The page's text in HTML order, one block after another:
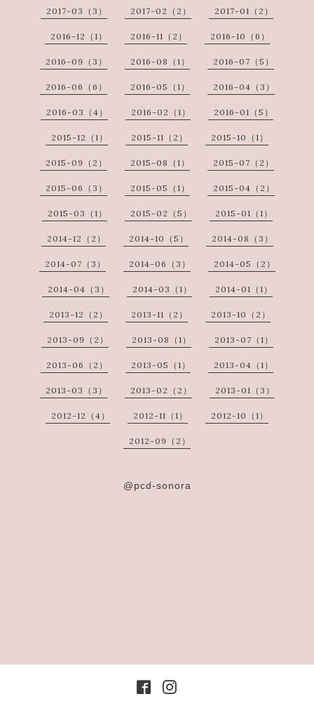
2017-03（3） 2017-02（2） 2017-01（2）
2016-12（1） 2016-11（2） 2016-10（6）
2016-09（3） 2016-08（1） 2016-07（5）
2016-06（6） 2016-05（1） 2016-04（3）
2016-03（4） 2016-02（1） 2016-01（5）
2015-12（1） 2015-11（2） 2015-10（1）
2015-09（2） 2015-08（1） 2015-07（2）
2015-06（3） 2015-05（1） 2015-04（2）
2015-03（1） 2015-02（5） 2015-01（1）
2014-12（2） 2014-10（5） 2014-08（3）
2014-07（3） 2014-06（3） 2014-05（2）
2014-04（3） 2014-03（1） 2014-01（1）
2013-12（2） 2013-11（2） 2013-10（2）
2013-09（2） 2013-08（1） 2013-07（1）
2013-06（2） 2013-05（1） 2013-04（1）
2013-03（3） 2013-02（2） 2013-01（3）
2012-12（4） 2012-11（1） 2012-10（1）
2012-09（2）
@pcd-sonora